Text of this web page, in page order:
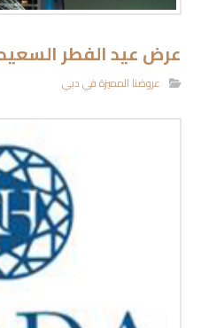
عرض عيد الفطر
عروضنا المميزة في دبي